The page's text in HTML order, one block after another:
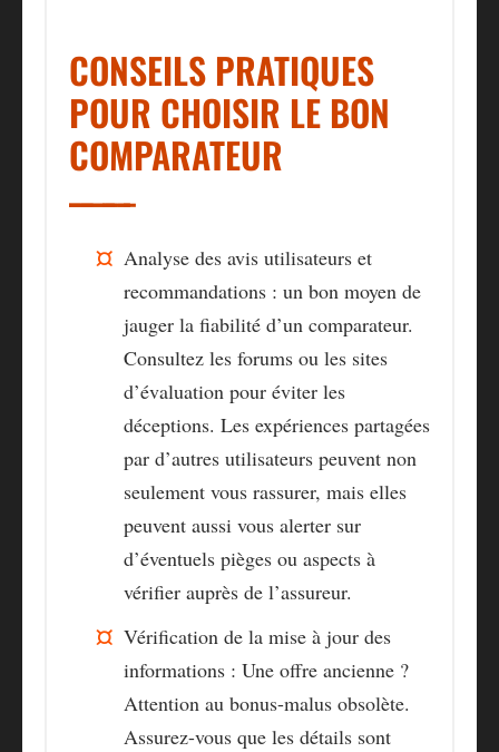
CONSEILS PRATIQUES
POUR CHOISIR LE BON
COMPARATEUR
Analyse des avis utilisateurs et
recommandations : un bon moyen de
jauger la fiabilité d’un comparateur.
Consultez les forums ou les sites
d’évaluation pour éviter les
déceptions. Les expériences partagées
par d’autres utilisateurs peuvent non
seulement vous rassurer, mais elles
peuvent aussi vous alerter sur
d’éventuels pièges ou aspects à
vérifier auprès de l’assureur.
Vérification de la mise à jour des
informations : Une offre ancienne ?
Attention au bonus-malus obsolète.
Assurez-vous que les détails sont